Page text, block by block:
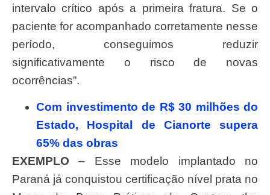
intervalo crítico após a primeira fratura. Se o
paciente for acompanhado corretamente nesse
período, conseguimos reduzir
significativamente o risco de novas
ocorrências”.
Com investimento de R$ 30 milhões do
Estado, Hospital de Cianorte supera
65% das obras
EXEMPLO – Esse modelo implantado no
Paraná já conquistou certificação nível prata no